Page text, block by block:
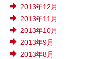
2013年12月
2013年11月
2013年10月
2013年9月
2013年8月